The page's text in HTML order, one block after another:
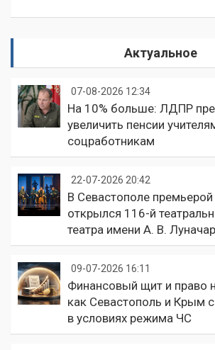
Актуальное
07-08-2026 12:34
На 10% больше: ЛДПР
увеличить пенсии
соцработникам
22-07-2026 20:42
В Севастополе
открылся 116-й
театра имени А. В.
09-07-2026 16:11
Финансовый щит и право
как Севастополь и Крым
в условиях режима ЧС